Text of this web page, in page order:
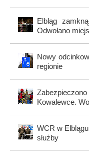
Elbląg
Odwołano
Nowy
regionie
Kowalewce.
WCR w
służby